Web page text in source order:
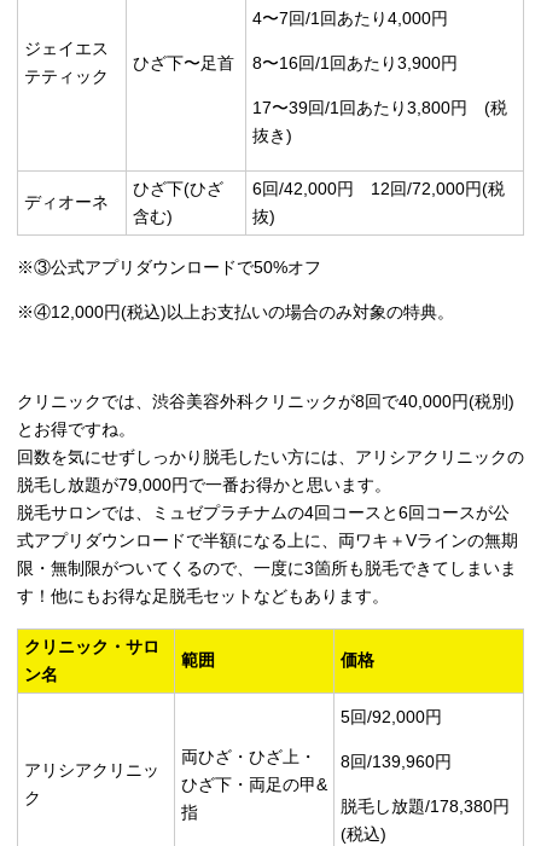
ジェイエス
テティック
ひざ下〜足首
4〜7回/1回あたり4,000円
8〜16回/1回あたり3,900円
17〜39回/1回あたり3,800円 (税
抜き)
ディオーネ
ひざ下(ひざ
含む)
6回/42,000円 12回/72,000円(税
抜)
※③公式アプリダウンロードで50%オフ
※④12,000円(税込)以上お支払いの場合のみ対象の特典。
クリニックでは、渋谷美容外科クリニックが8回で40,000円(税別)
とお得ですね。
回数を気にせずしっかり脱毛したい方には、アリシアクリニックの
脱毛し放題が79,000円で一番お得かと思います。
脱毛サロンでは、ミュゼプラチナムの4回コースと6回コースが公
式アプリダウンロードで半額になる上に、両ワキ＋Vラインの無期
限・無制限がついてくるので、一度に3箇所も脱毛できてしまいま
す！他にもお得な足脱毛セットなどもあります。
クリニック・サロ
ン名
範囲 価格
アリシアクリニッ
ク
両ひざ・ひざ上・
ひざ下・両足の甲&
指
5回/92,000円
8回/139,960円
脱毛し放題/178,380円
(税込)